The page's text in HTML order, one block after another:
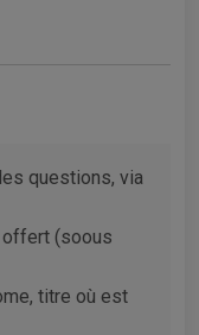
questions, via
offert (soous
titre où est